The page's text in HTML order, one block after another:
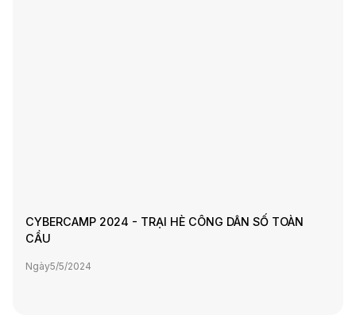
CYBERCAMP 2024 - TRẠI HÈ CÔNG DÂN SỐ TOÀN
CẦU
Ngày5/5/2024